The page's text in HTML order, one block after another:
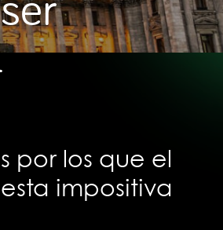
por los que el
impositiva